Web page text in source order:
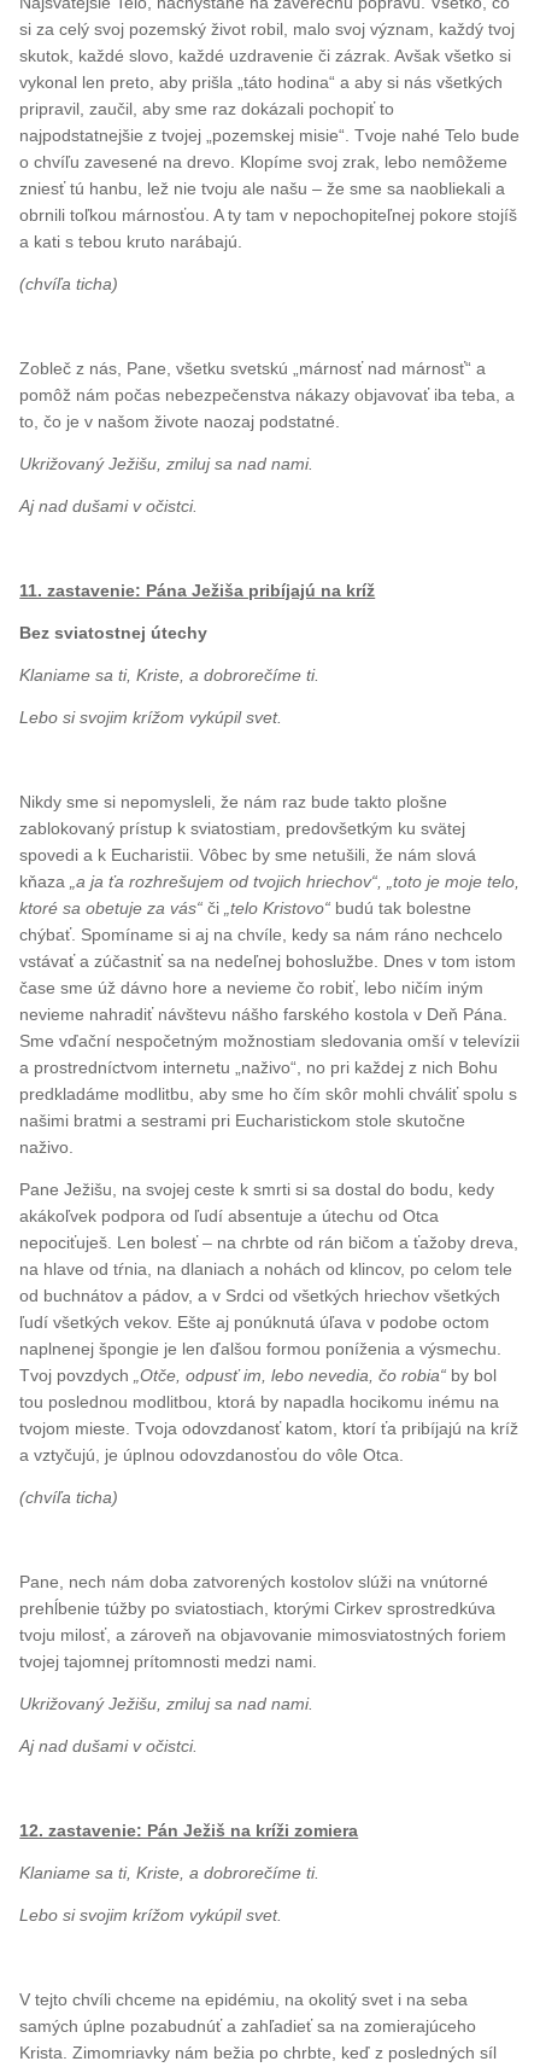
si za celý svoj pozemský život robil, malo svoj význam, každý tvoj
skutok, každé slovo, každé uzdravenie či zázrak. Avšak všetko si
vykonal len preto, aby prišla „táto hodina“ a aby si nás všetkých
pripravil, zaučil, aby sme raz dokázali pochopiť to
najpodstatnejšie z tvojej „pozemskej misie“. Tvoje nahé Telo bude
o chvíľu zavesené na drevo. Klopíme svoj zrak, lebo nemôžeme
zniesť tú hanbu, lež nie tvoju ale našu – že sme sa naobliekali a
obrnili toľkou márnosťou. A ty tam v nepochopiteľnej pokore stojíš
a kati s tebou kruto narábajú.
(chvíľa ticha)
Zobleč z nás, Pane, všetku svetskú „márnosť nad márnosť“ a
pomôž nám počas nebezpečenstva nákazy objavovať iba teba, a
to, čo je v našom živote naozaj podstatné.
Ukrižovaný Ježišu, zmiluj sa nad nami.
Aj nad dušami v očistci.
11. zastavenie: Pána Ježiša pribíjajú na kríž
Bez sviatostnej útechy
Klaniame sa ti, Kriste, a dobrorečíme ti.
Lebo si svojim krížom vykúpil svet.
Nikdy sme si nepomysleli, že nám raz bude takto plošne
zablokovaný prístup k sviatostiam, predovšetkým ku svätej
spovedi a k Eucharistii. Vôbec by sme netušili, že nám slová
kňaza
„a ja ťa rozhrešujem od tvojich hriechov“, „toto je moje telo,
ktoré sa obetuje za vás“ či „telo Kristovo“ budú tak bolestne
chýbať. Spomíname si aj na chvíle, kedy sa nám ráno nechcelo
vstávať a zúčastniť sa na nedeľnej bohoslužbe. Dnes v tom istom
čase sme úž dávno hore a nevieme čo robiť, lebo ničím iným
nevieme nahradiť návštevu nášho farského kostola v Deň Pána.
Sme vďační nespočetným možnostiam sledovania omší v televízii
a prostredníctvom internetu „naživo“, no pri každej z nich Bohu
predkladáme modlitbu, aby sme ho čím skôr mohli chváliť spolu s
našimi bratmi a sestrami pri Eucharistickom stole skutočne
naživo.
Pane Ježišu, na svojej ceste k smrti si sa dostal do bodu, kedy
akákoľvek podpora od ľudí absentuje a útechu od Otca
nepociťuješ. Len bolesť – na chrbte od rán bičom a ťažoby dreva,
na hlave od tŕnia, na dlaniach a nohách od klincov, po celom tele
od buchnátov a pádov, a v Srdci od všetkých hriechov všetkých
ľudí všetkých vekov. Ešte aj ponúknutá úľava v podobe octom
naplnenej špongie je len ďalšou formou poníženia a výsmechu.
Tvoj povzdych
„Otče, odpusť im, lebo nevedia, čo robia“ by bol
tou poslednou modlitbou, ktorá by napadla hocikomu inému na
tvojom mieste. Tvoja odovzdanosť katom, ktorí ťa pribíjajú na kríž
a vztyčujú, je úplnou odovzdanosťou do vôle Otca.
(chvíľa ticha)
Pane, nech nám doba zatvorených kostolov slúži na vnútorné
prehĺbenie túžby po sviatostiach, ktorými Cirkev sprostredkúva
tvoju milosť, a zároveň na objavovanie mimosviatostných foriem
tvojej tajomnej prítomnosti medzi nami.
Ukrižovaný Ježišu, zmiluj sa nad nami.
Aj nad dušami v očistci.
12. zastavenie: Pán Ježiš na kríži zomiera
Klaniame sa ti, Kriste, a dobrorečíme ti.
Lebo si svojim krížom vykúpil svet.
V tejto chvíli chceme na epidémiu, na okolitý svet i na seba
samých úplne pozabudnúť a zahľadieť sa na zomierajúceho
Krista. Zimomriavky nám bežia po chrbte, keď z posledných síl